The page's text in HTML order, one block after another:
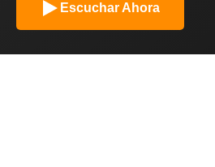
Escuchar Ahora